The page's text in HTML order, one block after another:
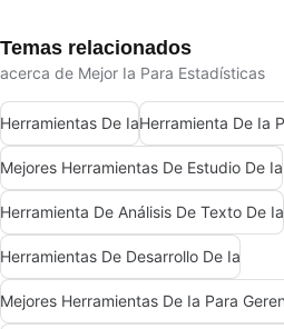
Temas relacionados
acerca de Mejor Ia Para Estadísticas
Herramientas De Ia
Mejores Herramientas De Estudio De Ia
Herramienta De Análisis De Texto De Ia
Herramientas De Desarrollo De Ia